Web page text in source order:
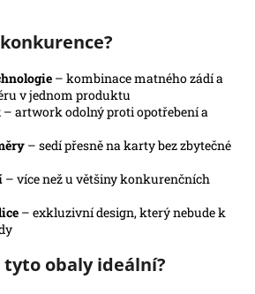
– kombinace matného zádí a
v jednom produktu
– artwork odolný proti opotřebení a
– sedí přesně na karty bez zbytečné
– více než u většiny konkurenčních
– exkluzivní design, který nebude k
tyto obaly ideální?